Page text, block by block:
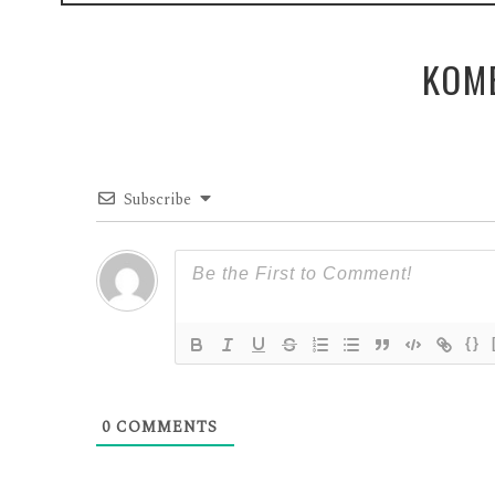
Subscribe
{}
0 COMMENTS